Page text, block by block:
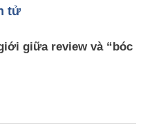
tử
giữa review và “bóc